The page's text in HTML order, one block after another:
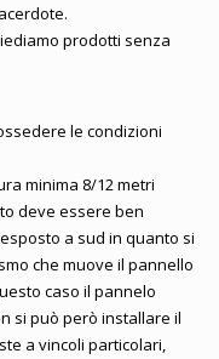
prodotti senza
le condizioni
minima 8/12 metri
deve essere ben
a sud in quanto si
che muove il pannello
caso il pannelo
si può però installare il
a vincoli particolari,